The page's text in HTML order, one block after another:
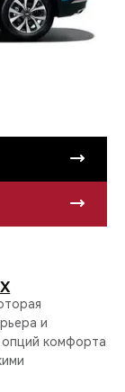
и
опций комфорта